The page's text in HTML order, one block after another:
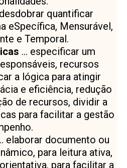
quantificar
eSpecífica, Mensurável,
e Temporal.
… especificar um
recursos
a lógica para atingir
e eficiência, redução
de recursos, dividir a
para facilitar a gestão
elaborar documento ou
para leitura ativa,
para facilitar a